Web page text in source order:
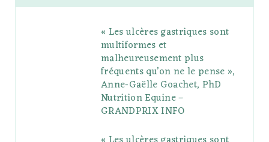
b
t
l
e
P
l
s
a
g
r
a
m
e
r
e
s
o
l
r
« Les ulcères gastriques sont
multiformes et
malheureusement plus
fréquents qu’on ne le pense »,
Anne-Gaëlle Goachet, PhD
Nutrition Equine –
GRANDPRIX INFO